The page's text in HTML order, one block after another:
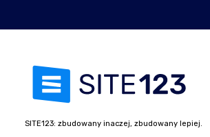
SITE123: zbudowany inaczej, zbudowany lepiej.